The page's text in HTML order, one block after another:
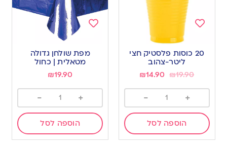
to
wishlist
20 כוסות פלסטיק חצי
ליטר-צהוב
₪19.90
₪14.90
+
-
הוספה לסל
wishlist
מפת שולחן גדולה
מטאלית | כחול
₪19.90
+
-
הוספה לסל